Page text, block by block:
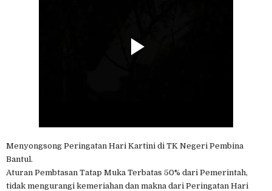
Menyongsong Peringatan Hari Kartini di TK Negeri Pembina
Bantul.
Aturan Pembtasan Tatap Muka Terbatas 50% dari Pemerintah,
tidak mengurangi kemeriahan dan makna dari Peringatan Hari